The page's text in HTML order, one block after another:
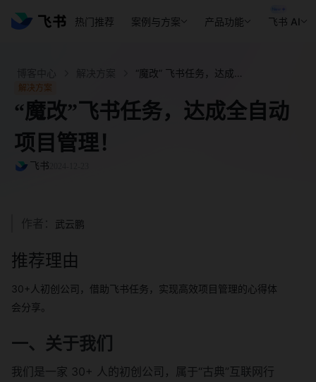
热门推荐 案例与方案 产品功能 飞书 AI
解决方案
“魔改”飞书任务，达成全自动
项目管理！
飞书
作者： 武云鹏
推荐理由
30+人初创公司，借助飞书任务，实现高效项目管理的心得体
会分享。
一、关于我们
我们是一家 30+ 人的初创公司，属于“古典”互联网行